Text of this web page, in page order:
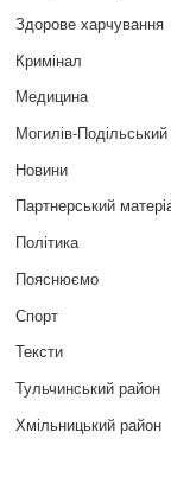
Здорове харчування
Кримінал
Медицина
Могилів-
Новини
Партнерський
Політика
Пояснюємо
Спорт
Тексти
Тульчинський район
Хмільницький район